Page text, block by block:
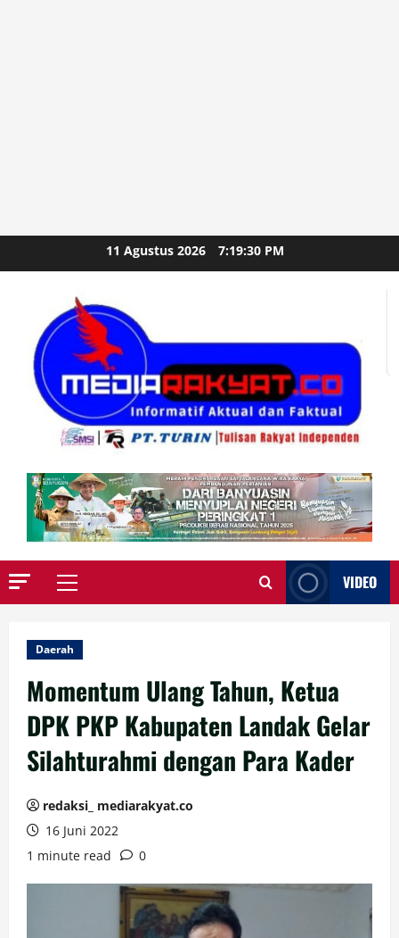
to
11 Agustus 2026 7:19:32 PM
Primary
VIDEO
Daerah
Momentum Ulang Tahun, Ketua
DPK PKP Kabupaten Landak Gelar
Silahturahmi dengan Para Kader
redaksi_ mediarakyat.co
16 Juni 2022
1 minute read
0